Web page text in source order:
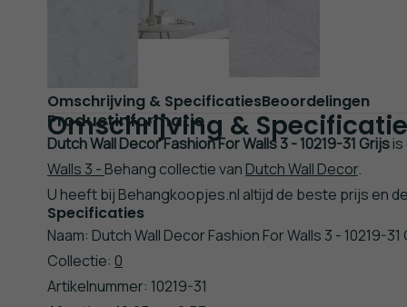
Omschrijving & SpecificatiesBeoordelingen
Omschrijving &
Productinformatie
Dutch Wall Decor Fashion For Walls 3 - 10219-31 Grijs
Walls 3 - Behang collectie van Dutch Wall Decor.
U heeft bij Behangkoopjes.nl altijd de beste prijs en
Specificaties
Naam: Dutch Wall Decor Fashion For Walls 3 - 10219-31
Collectie: 0
Artikelnummer: 10219-31